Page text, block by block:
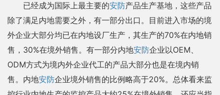
已经成为国际上最主要的安防产品生产基地，这些产品
除了满足内地需要之外，有一部分出口。目前进入市场的境
外企业大部分均已在内地设厂生产，其生产的70%在内地销
售，30%在境外销售。有一部分内地安防企业以OEM、
ODM方式为境内外企业代工的产品大部分也是在境内销
售。内地安防企业境外销售的比例略高于20%。总体看来监